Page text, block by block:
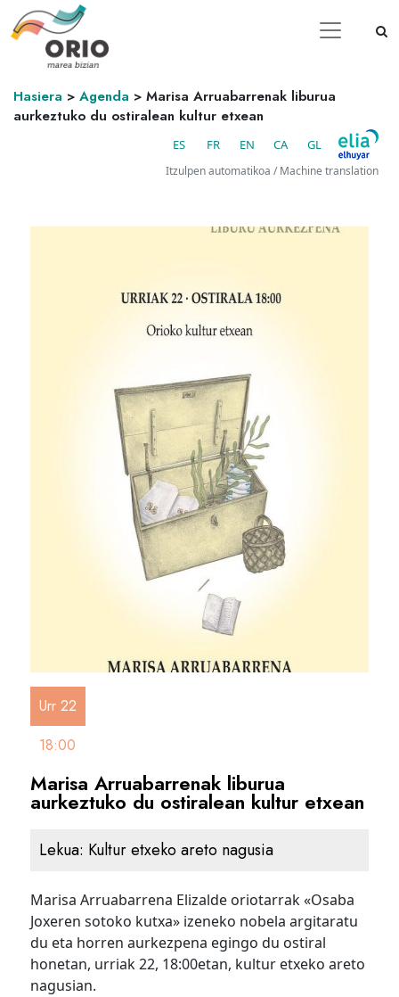
Hasiera > Agenda > Marisa Arruabarrenak liburua
aurkeztuko du ostiralean kultur etxean
ES FR EN CA GL
Itzulpen automatikoa / Machine translation
Urr 22
18:00
Marisa Arruabarrenak liburua
aurkeztuko du ostiralean kultur etxean
Lekua: Kultur etxeko areto nagusia
Marisa Arruabarrena Elizalde oriotarrak «Osaba
Joxeren sotoko kutxa» izeneko nobela argitaratu
du eta horren aurkezpena egingo du ostiral
honetan, urriak 22, 18:00etan, kultur etxeko areto
nagusian.